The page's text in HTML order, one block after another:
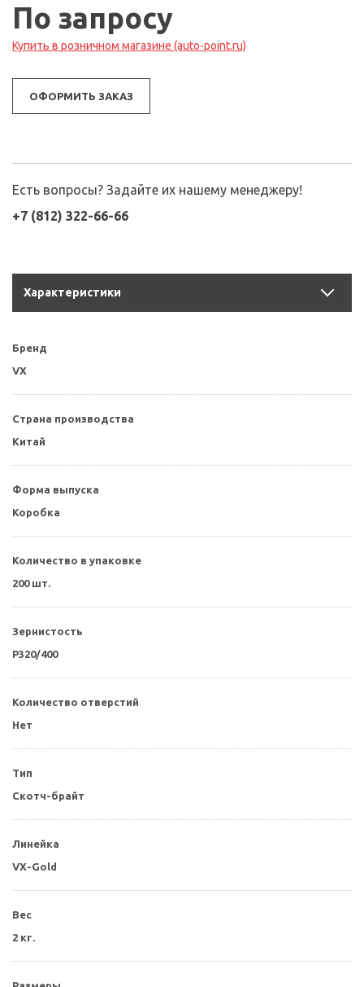
По запросу
Купить в розничном магазине (auto-point.ru)
ОФОРМИТЬ ЗАКАЗ
Есть вопросы? Задайте их нашему менеджеру!
+7 (812) 322-66-66
Характеристики
Бренд
VX
Страна производства
Китай
Форма выпуска
Коробка
Количество в упаковке
200 шт.
Зернистость
P320/400
Количество отверстий
Нет
Тип
Скотч-брайт
Линейка
VX-Gold
Вес
2 кг.